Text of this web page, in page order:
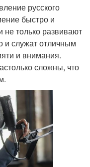
русского
быстро и
не только развивают
и служат отличным
и внимания.
сложны, что